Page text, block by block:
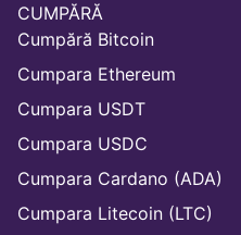
CUMPĂRĂ
Cumpără Bitcoin
Cumpara Ethereum
Cumpara USDT
Cumpara USDC
Cumpara Cardano (ADA)
Cumpara Litecoin (LTC)